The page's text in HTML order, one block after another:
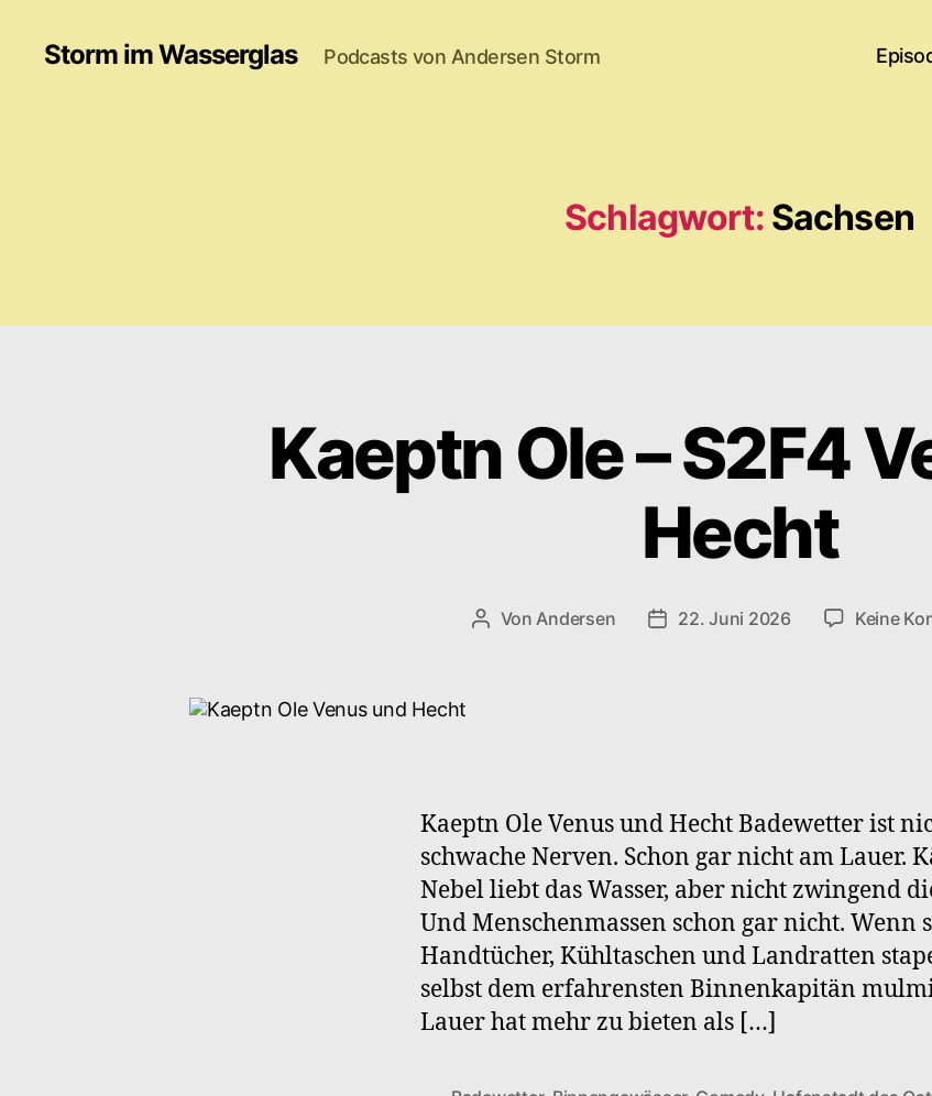
Storm im Wasserglas Podcasts von Andersen Storm
Schlagwort: Sachsen
Kaeptn Ole – S2F4
Hecht
Beitragsautor
VonAndersen Veröffentlichungsdatum
22. Juni 2026 Keine
Kaeptn Ole Venus und Hecht Badewetter ist
schwache Nerven. Schon gar nicht am Lauer.
Nebel liebt das Wasser, aber nicht zwingend
Und Menschenmassen schon gar nicht. Wenn
Handtücher, Kühltaschen und Landratten
selbst dem erfahrensten Binnenkapitän
Lauer hat mehr zu bieten als […]